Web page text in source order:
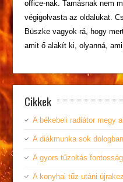
office-nak. Tamásnak nem
végigolvasta az oldalukat.
Büszke vagyok rá, hogy
amit ő alakít ki, olyanná,
Cikkek
A békebeli radiátor megy
A diákmunka sok
A gyors tűzoltás
A konyhai tűz utáni